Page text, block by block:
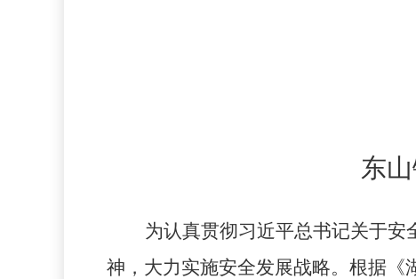
东
为认真贯彻习近平总书记关于
神，大力实施安全发展战略。根据《